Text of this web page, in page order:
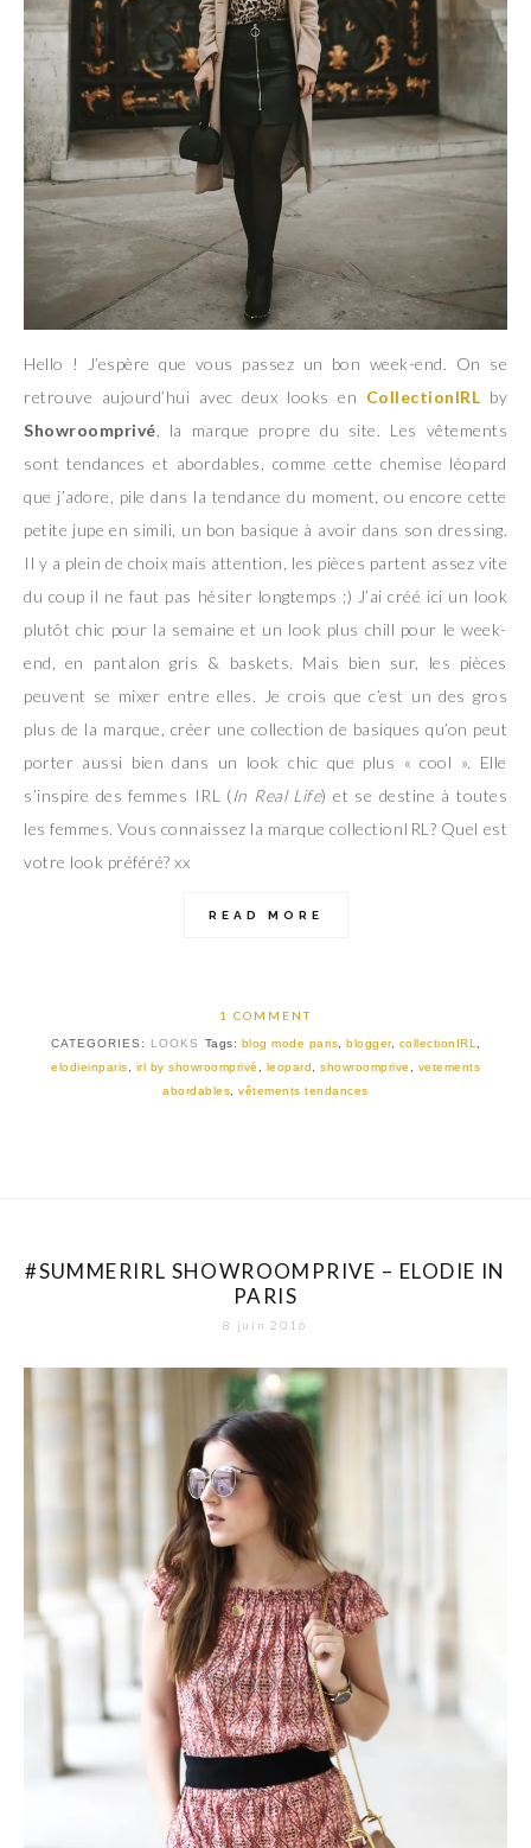
Hello ! J’espère que vous passez un bon week-end. On se
retrouve aujourd’hui avec deux looks en CollectionIRL by
Showroomprivé , la marque propre du site. Les vêtements
sont tendances et abordables, comme cette chemise léopard
que j’adore, pile dans la tendance du moment, ou encore cette
petite jupe en simili, un bon basique à avoir dans son dressing.
Il y a plein de choix mais attention, les pièces partent assez vite
du coup il ne faut pas hésiter longtemps ;) J’ai créé ici un look
plutôt chic pour la semaine et un look plus chill pour le week-
end, en pantalon gris & baskets. Mais bien sur, les pièces
peuvent se mixer entre elles. Je crois que c’est un des gros
plus de la marque, créer une collection de basiques qu’on peut
porter aussi bien dans un look chic que plus « cool ». Elle
s’inspire des femmes IRL (In Real Life) et se destine à toutes
les femmes. Vous connaissez la marque collectionIRL? Quel est
votre look préféré? xx
READ MORE
1 COMMENT
CATEGORIES: LOOKS Tags: blog mode paris blogger, collectionIRL
elodieinparis
irl by showroomprivé leopard showroomprive
vetements
abordables ,vêtements tendances
#SUMMERIRL SHOWROOMPRIVE – ELODIE IN
PARIS
8 juin 2016